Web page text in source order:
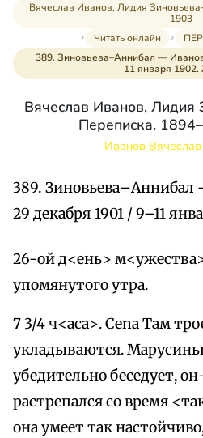
Вячеслав Иванов, Лидия
1903
Читать онлайн
389. Зиновьева–Аннибал —
11 января
Вячеслав Иванов, Лидия
Переписка.
Иванов
389. Зиновьева–Аннибал
29 декабря 1901 / 9–11
26-ой д<ень>
упомянутого утра.
7 3/4 ч<аса>. Cena Там
укладываются.
убедительно беседует,
растрепался со время
она умеет так